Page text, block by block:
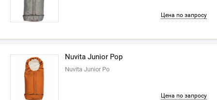
Цена по запросу
Nuvita Junior Pop
Nuvita Junior Po
Цена по запросу